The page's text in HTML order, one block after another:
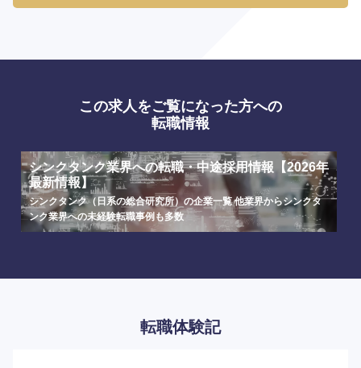
選択する
選択する
選択する
選択する
この求人をご覧になった方への
転職情報
シンクタンク業界への転職・中途採用情報【2026年
最新情報】
シンクタンク（日系の総合研究所）の企業一覧 他業界からシンクタ
ンク業界への未経験転職事例も多数
転職体験記